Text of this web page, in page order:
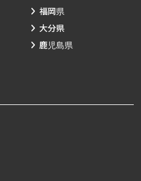
福岡県
大分県
鹿児島県